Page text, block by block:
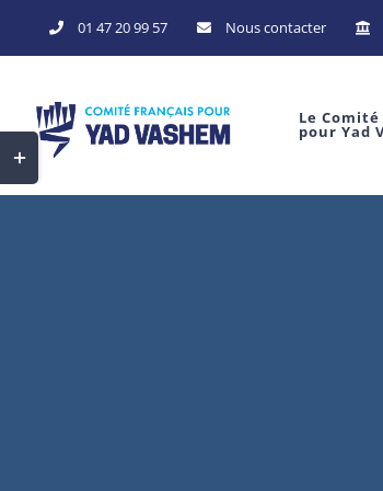
to
01 47 20 99 57 Nous contacter
Le
pour Yad
Toggle
Sliding